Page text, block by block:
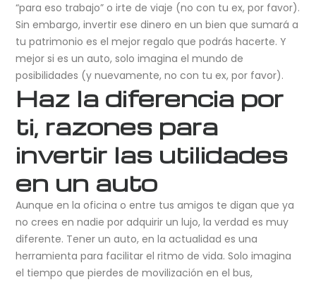
“para eso trabajo” o irte de viaje (no con tu ex, por favor).
Sin embargo, invertir ese dinero en un bien que sumará a
tu patrimonio es el mejor regalo que podrás hacerte. Y
mejor si es un auto, solo imagina el mundo de
posibilidades (y nuevamente, no con tu ex, por favor).
Haz la diferencia por
ti, razones para
invertir las utilidades
en un auto
Aunque en la oficina o entre tus amigos te digan que ya
no crees en nadie por adquirir un lujo, la verdad es muy
diferente. Tener un auto, en la actualidad es una
herramienta para facilitar el ritmo de vida. Solo imagina
el tiempo que pierdes de movilización en el bus,